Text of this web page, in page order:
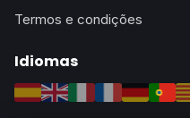
Termos e condições
Idiomas
Español
EnglishItalianoFrançais
Deutsch